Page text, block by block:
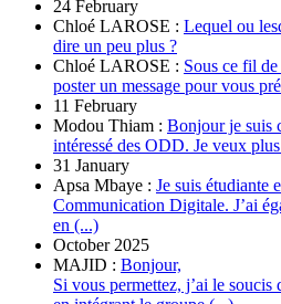
24 February
Chloé LAROSE : Lequel ou
dire un peu plus ?
Chloé LAROSE : Sous ce fil
poster un message pour vous
11 February
Modou Thiam : Bonjour je suis
intéressé des ODD. Je veux
31 January
Apsa Mbaye : Je suis étudiante
Communication Digitale. J’ai
en (...)
October 2025
MAJID : Bonjour,
Si vous permettez, j’ai le